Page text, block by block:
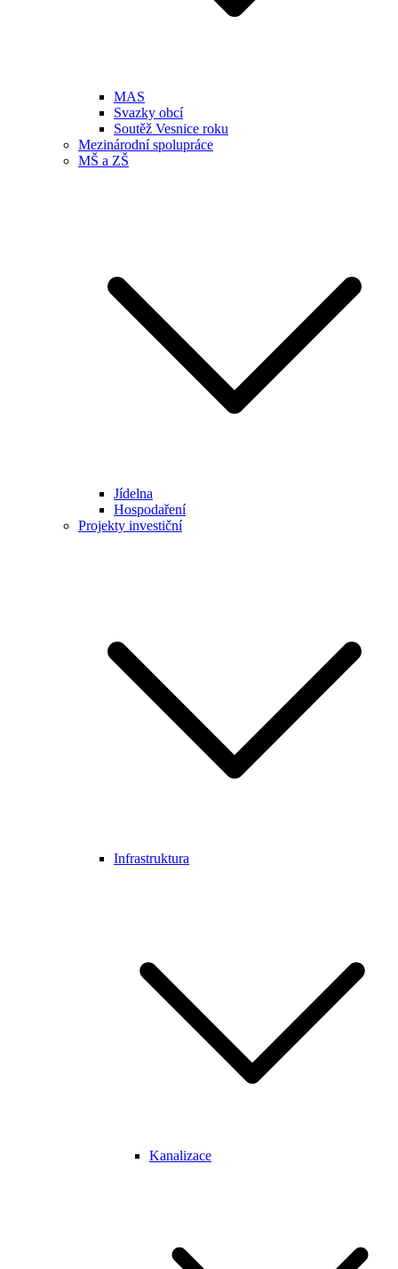
MAS
Svazky obcí
Soutěž Vesnice roku
Mezinárodní spolupráce
MŠ a ZŠ
Jídelna
Hospodaření
Projekty investiční
Infrastruktura
Kanalizace